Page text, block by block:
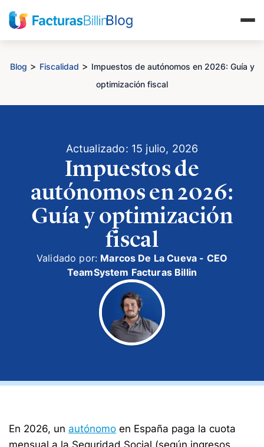
Blog > Fiscalidad > Impuestos de autónomos en 2026: Guía y
optimización fiscal
Actualizado: 15 julio, 2026
Impuestos de
autónomos en 2026:
Guía y optimización
fiscal
Validado por: Marcos De La Cueva - CEO
TeamSystem Facturas Billin
En 2026, un autónomo en España paga la cuota
mensual a la Seguridad Social (según ingresos